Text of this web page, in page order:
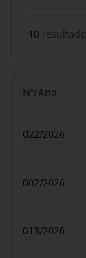
10 resultado
Nº/Ano
022/2026
002/2026
013/2026